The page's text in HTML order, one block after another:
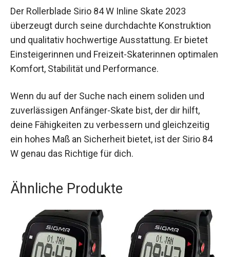
überzeugt durch seine durchdachte Konstruktion
und qualitativ hochwertige Ausstattung. Er bietet
Einsteigerinnen und Freizeit-Skaterinnen
optimalen Komfort, Stabilität und Performance.
Wenn du auf der Suche nach einem soliden und
zuverlässigen Anfänger-Skate bist, der dir hilft,
deine Fähigkeiten zu verbessern und gleichzeitig
ein hohes Maß an Sicherheit bietet, ist der Sirio
84 W genau das Richtige für dich.
Ähnliche Produkte